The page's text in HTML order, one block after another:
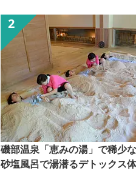
磯部温泉「恵みの湯」で稀少
砂塩風呂で湯潜るデトックス体